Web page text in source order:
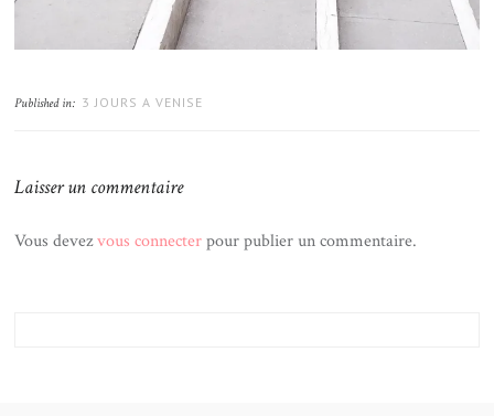
Published in: 3 JOURS A VENISE
Laisser un commentaire
Vous devezvous connecterpour publier un commentaire.